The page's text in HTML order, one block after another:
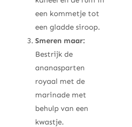
een kommetje tot
een gladde siroop.
Smeren maar:
Bestrijk de
ananasparten
royaal met de
marinade met
behulp van een
kwastje.